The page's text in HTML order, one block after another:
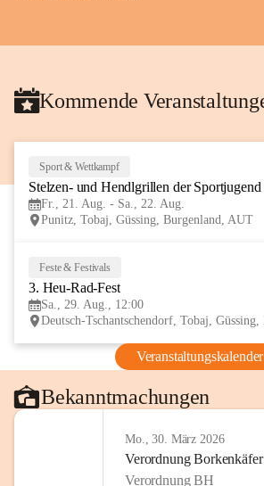
Kommende
Sport & Wettkampf
Stelzen- und Hendlgrillen der Sportjugend
Fr., 21. Aug. - Sa., 22. Aug.
Punitz, Tobaj, Güssing, Burgenland, AUT
Feste & Festivals
3. Heu-Rad-Fest
Sa., 29. Aug., 12:00
Deutsch-Tschantschendorf, Tobaj,
Veranstaltungskalender
Bekanntmachungen
Mo., 30. März 2026
Verordnung
Verordnung BH